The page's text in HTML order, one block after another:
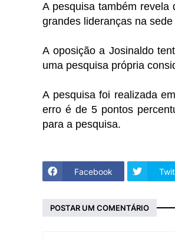
A pesquisa também revela
grandes lideranças na
A oposição a Josinaldo
uma pesquisa própria
A pesquisa foi realizada
erro é de 5 pontos
para a pesquisa.
Facebook
POSTAR UM COMENTÁRIO